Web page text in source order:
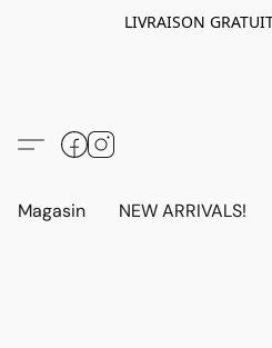
LIVRAISON
Magasin NEW ARRIVALS!